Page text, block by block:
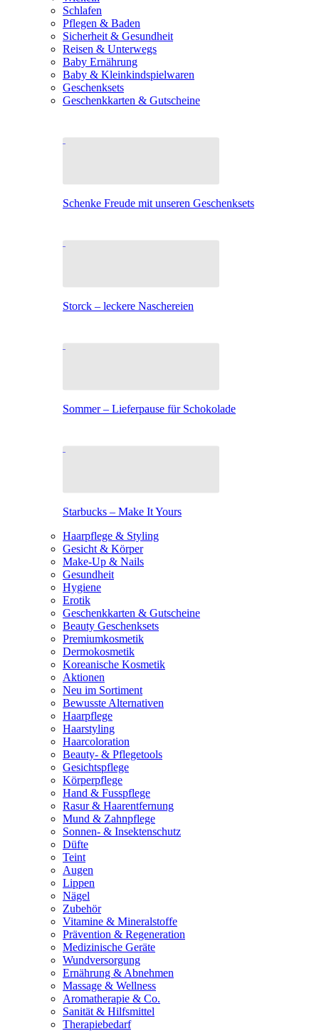
Schlafen
Pflegen & Baden
Sicherheit & Gesundheit
Reisen & Unterwegs
Baby Ernährung
Baby & Kleinkindspielwaren
Geschenksets
Geschenkkarten & Gutscheine
Schenke Freude mit unseren Geschenksets
Storck – leckere Naschereien
Sommer – Lieferpause für Schokolade
Starbucks – Make It Yours
Haarpflege & Styling
Gesicht & Körper
Make-Up & Nails
Gesundheit
Hygiene
Erotik
Geschenkkarten & Gutscheine
Beauty Geschenksets
Premiumkosmetik
Dermokosmetik
Koreanische Kosmetik
Aktionen
Neu im Sortiment
Bewusste Alternativen
Haarpflege
Haarstyling
Haarcoloration
Beauty- & Pflegetools
Gesichtspflege
Körperpflege
Hand & Fusspflege
Rasur & Haarentfernung
Mund & Zahnpflege
Sonnen- & Insektenschutz
Düfte
Teint
Augen
Lippen
Nägel
Zubehör
Vitamine & Mineralstoffe
Prävention & Regeneration
Medizinische Geräte
Wundversorgung
Ernährung & Abnehmen
Massage & Wellness
Aromatherapie & Co.
Sanität & Hilfsmittel
Therapiebedarf